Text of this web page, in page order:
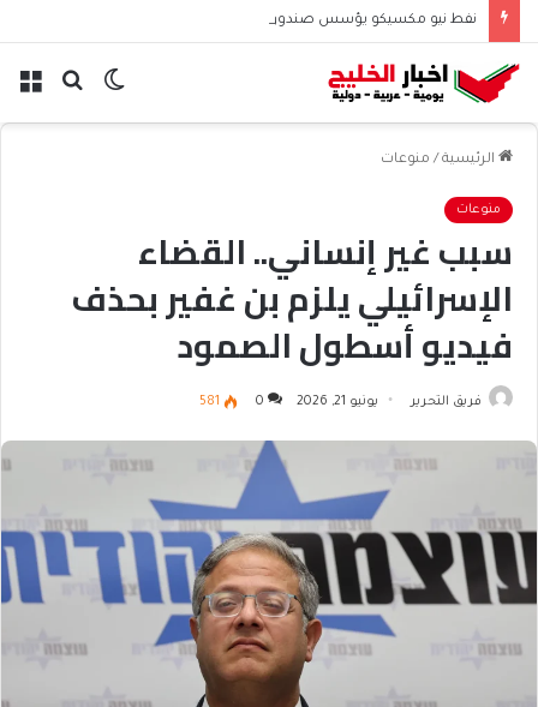
نفط نيو مكسيكو يؤسس صندوق 75 مليار دولار ويشعل جدل الإنفاق
بحث الوضع
الرئيسية / منوعات
منوعات
سبب غير إنساني.. القضاء
الإسرائيلي يلزم بن غفير بحذف
فيديو أسطول الصمود
فريق التحرير يونيو 21, 2026 0
581